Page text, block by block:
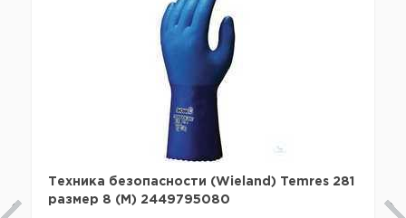
Техника безопасности (Wieland) Temres 281
размер 8 (M) 2449795080